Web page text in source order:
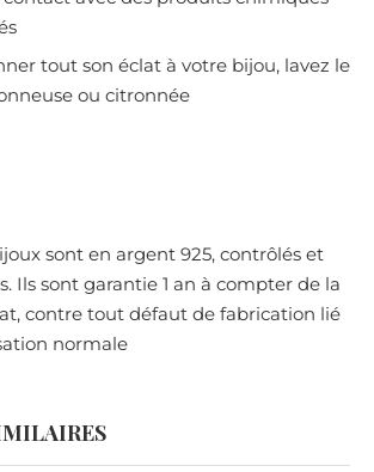
tout son éclat à votre bijou, lavez le
ou citronnée
sont en argent 925, contrôlés et
Ils sont garantie 1 an à compter de la
contre tout défaut de fabrication lié
normale